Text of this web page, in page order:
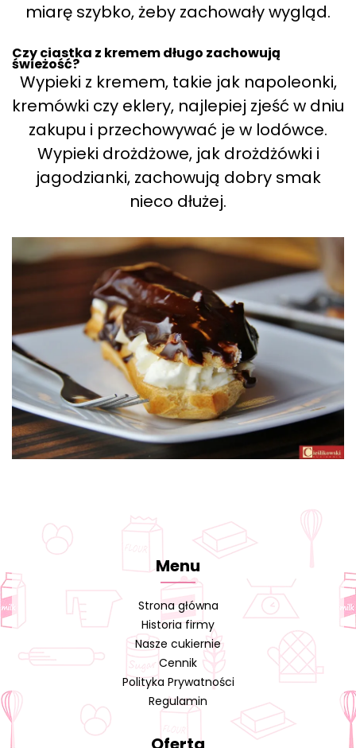
miarę szybko, żeby zachowały wygląd.
Czy ciastka z kremem długo zachowują
świeżość?
Wypieki z kremem, takie jak napoleonki,
kremówki czy eklery, najlepiej zjeść w dniu
zakupu i przechowywać je w lodówce.
Wypieki drożdżowe, jak drożdżówki i
jagodzianki, zachowują dobry smak
nieco dłużej.
Menu
Strona główna
Historia firmy
Nasze cukiernie
Cennik
Polityka Prywatności
Regulamin